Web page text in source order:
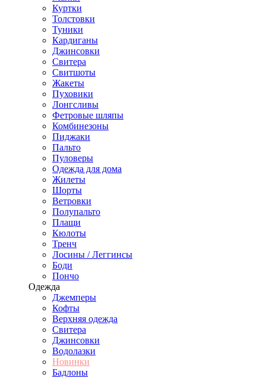
Куртки
Толстовки
Туники
Кардиганы
Джинсовки
Свитера
Свитшоты
Жакеты
Пуховики
Лонгсливы
Фетровые шляпы
Комбинезоны
Пиджаки
Пальто
Пуловеры
Одежда для дома
Жилеты
Шорты
Ветровки
Полупальто
Плащи
Кюлоты
Тренч
Лосины / Леггинсы
Боди
Пончо
Одежда
Джемперы
Кофты
Верхняя одежда
Свитера
Джинсовки
Водолазки
Новинки
Бадлоны